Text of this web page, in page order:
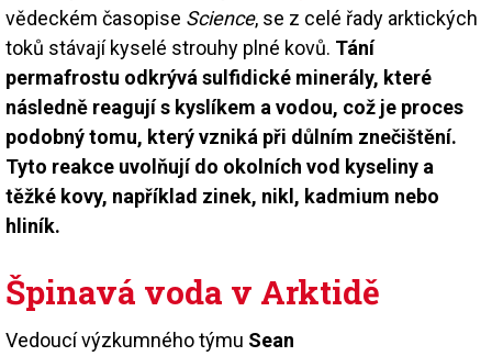
vědeckém časopise Science, se z celé řady arktických
toků stávají kyselé strouhy plné kovů. Tání
permafrostu odkrývá sulfidické minerály, které
následně reagují s kyslíkem a vodou, což je proces
podobný tomu, který vzniká při důlním znečištění.
Tyto reakce uvolňují do okolních vod kyseliny a
těžké kovy, například zinek, nikl, kadmium nebo
hliník.
Špinavá voda v Arktidě
Vedoucí výzkumného týmu Sean